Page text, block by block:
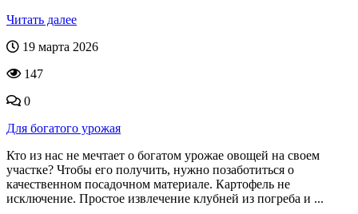
Читать далее
19 марта 2026
147
0
Для богатого урожая
Кто из нас не мечтает о богатом урожае овощей на своем
участке? Чтобы его получить, нужно позаботиться о
качественном посадочном материале. Картофель не
исключение. Простое извлечение клубней из погреба и ...